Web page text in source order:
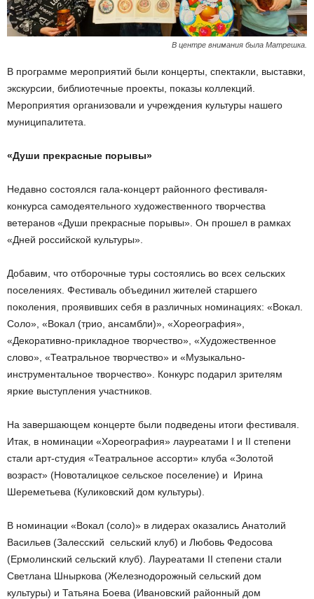
В центре внимания была Матрешка.
В программе мероприятий были концерты, спектакли, выставки,
экскурсии, библиотечные проекты, показы коллекций.
Мероприятия организовали и учреждения культуры нашего
муниципалитета.
«Души прекрасные порывы»
Недавно состоялся гала-концерт районного фестиваля-
конкурса самодеятельного художественного творчества
ветеранов «Души прекрасные порывы». Он прошел в рамках
«Дней российской культуры».
Добавим, что отборочные туры состоялись во всех сельских
поселениях. Фестиваль объединил жителей старшего
поколения, проявивших себя в различных номинациях: «Вокал.
Соло», «Вокал (трио, ансамбли)», «Хореография»,
«Декоративно-прикладное творчество», «Художественное
слово», «Театральное творчество» и «Музыкально-
инструментальное творчество». Конкурс подарил зрителям
яркие выступления участников.
На завершающем концерте были подведены итоги фестиваля.
Итак, в номинации «Хореография» лауреатами I и II степени
стали арт-студия «Театральное ассорти» клуба «Золотой
возраст» (Новоталицкое сельское поселение) и Ирина
Шереметьева (Куликовский дом культуры).
В номинации «Вокал (соло)» в лидерах оказались Анатолий
Васильев (Залесский сельский клуб) и Любовь Федосова
(Ермолинский сельский клуб). Лауреатами II степени стали
Светлана Шныркова (Железнодорожный сельский дом
культуры) и Татьяна Боева (Ивановский районный дом